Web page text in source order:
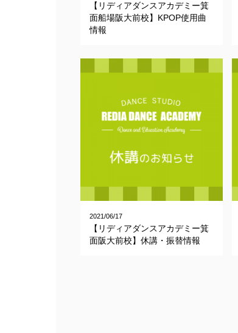
【リディアダンスアカデミー箕
面船場阪大前校】KPOP使用曲
情報
2021/06/17
【リディアダンスアカデミー箕
面阪大前校】休講・振替情報